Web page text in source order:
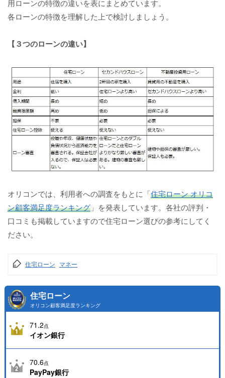
用ローンの特徴の違いを表にまとめています。
各ローンの特徴を理解した上で検討しましょう。
【３つのローンの違い】
オリコンでは、利用者への調査をもとに「住宅ローン オリコ
ン顧客満足度ランキング 」を発表しています。各社の評判・
口コミも掲載していますので住宅ローン選びの参考にしてく
ださい。
住宅ローン マネー
住宅ローン
オリコン顧客満足度ランキング
71.2点
イオン銀行
70.6点
PayPay銀行